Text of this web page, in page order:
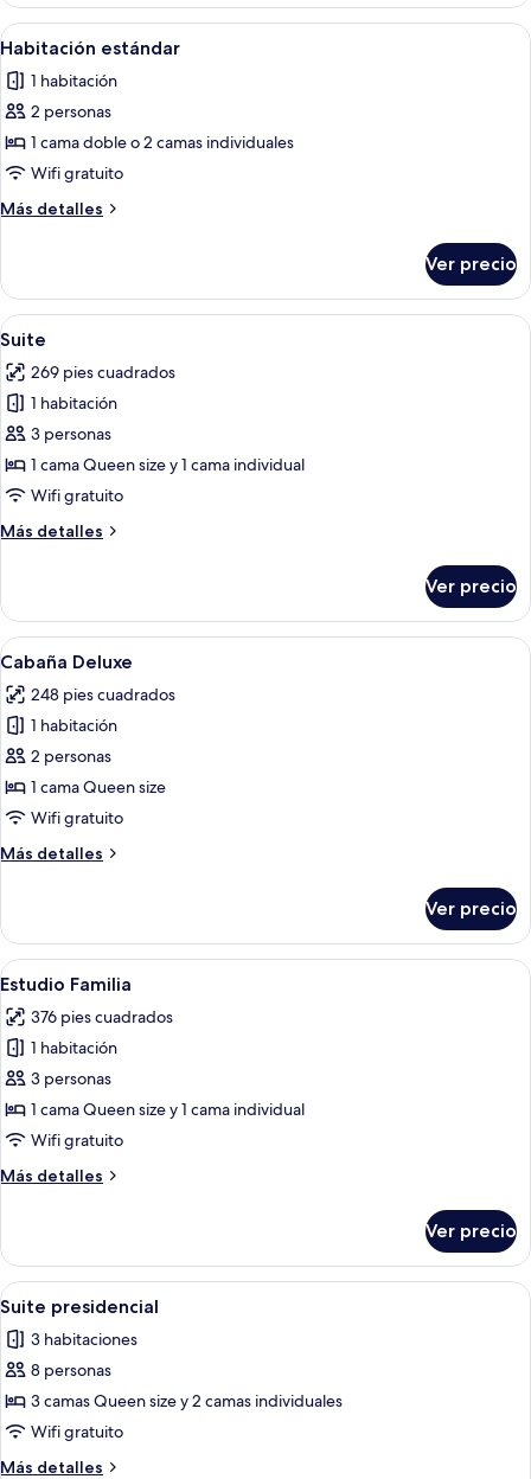
individuales,
cama
matrimonial
o
2
camas
con
1
matrimonial
o
individuales,
matrimonial
individuales
Abrir
todas
las
fotos
de
Habitación
estándar
Un dormitorio con dos camas, una
5
Habitación estándar
1 habitación
2 personas
1 cama doble o 2 camas individuales
Wifi gratuito
Más detalles
Más
estándar
Ver precio
Abrir
todas
las
fotos
de
Suite
Una sala de estar con sofá, mesa y
5
Suite
269 pies cuadrados
1 habitación
3 personas
1 cama Queen size y 1 cama individual
Wifi gratuito
Más detalles
Más
Ver precio
Abrir
todas
las
fotos
de
Cabaña
Deluxe
Un pequeño edificio de madera con
5
Cabaña Deluxe
248 pies cuadrados
1 habitación
2 personas
1 cama Queen size
Wifi gratuito
Más detalles
Más
Deluxe
Ver precio
Abrir
todas
las
fotos
de
Estudio
Familia
Un dormitorio con una cama
6
Estudio Familia
376 pies cuadrados
1 habitación
3 personas
1 cama Queen size y 1 cama individual
Wifi gratuito
Más detalles
Más
Familia
Ver precio
Abrir
todas
las
fotos
de
Suite
presidencial
Una habitación de hotel con una
5
Suite presidencial
3 habitaciones
8 personas
3 camas Queen size y 2 camas individuales
Wifi gratuito
Más detalles
Más